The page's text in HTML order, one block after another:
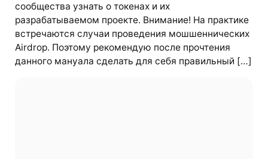
сообщества узнать о токенах и их
разрабатываемом проекте. Внимание! На практике
встречаются случаи проведения мошшеннических
Airdrop. Поэтому рекомендую после прочтения
данного мануала сделать для себя правильный […]